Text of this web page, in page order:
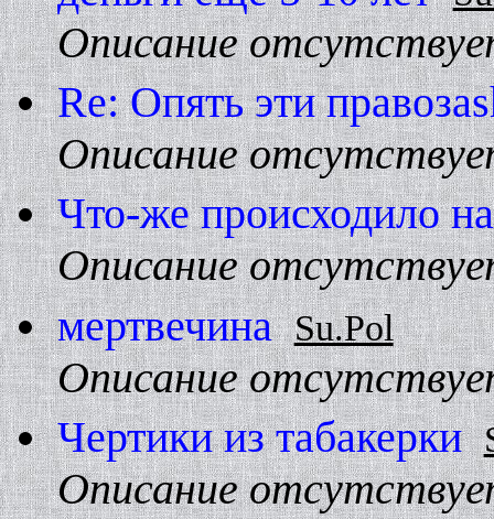
Описание
Re: Опять эти
Описание
Что-же происходило
Описание
мертвечина Su.Pol
Описание
Чертики из табакерки
Описание